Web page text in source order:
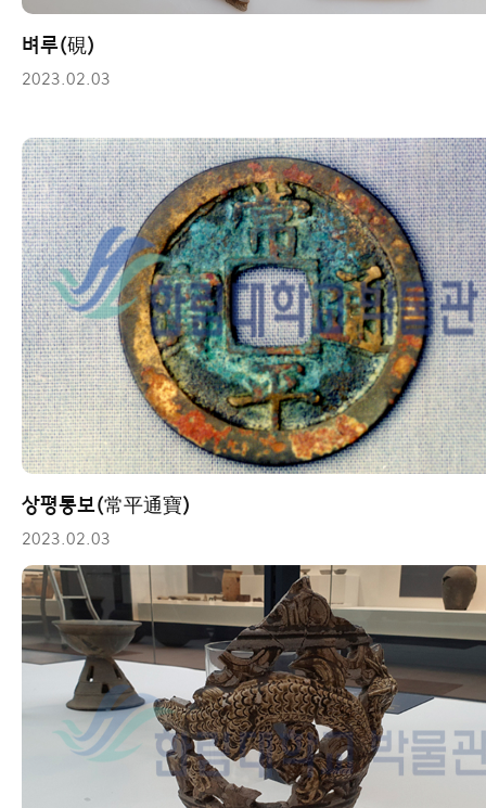
벼루(硯)
2023.02.03
상평통보(常平通寶)
2023.02.03